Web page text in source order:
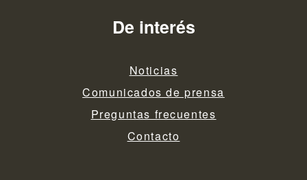
De interés
Noticias
Comunicados de prensa
Preguntas frecuentes
Contacto